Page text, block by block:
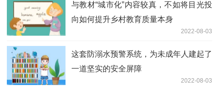
与教材“城市化”内容较真，不如将目光投
向如何提升乡村教育质量本身
2022-08-03
这套防溺水预警系统，为未成年人建起了
一道坚实的安全屏障
2022-08-03